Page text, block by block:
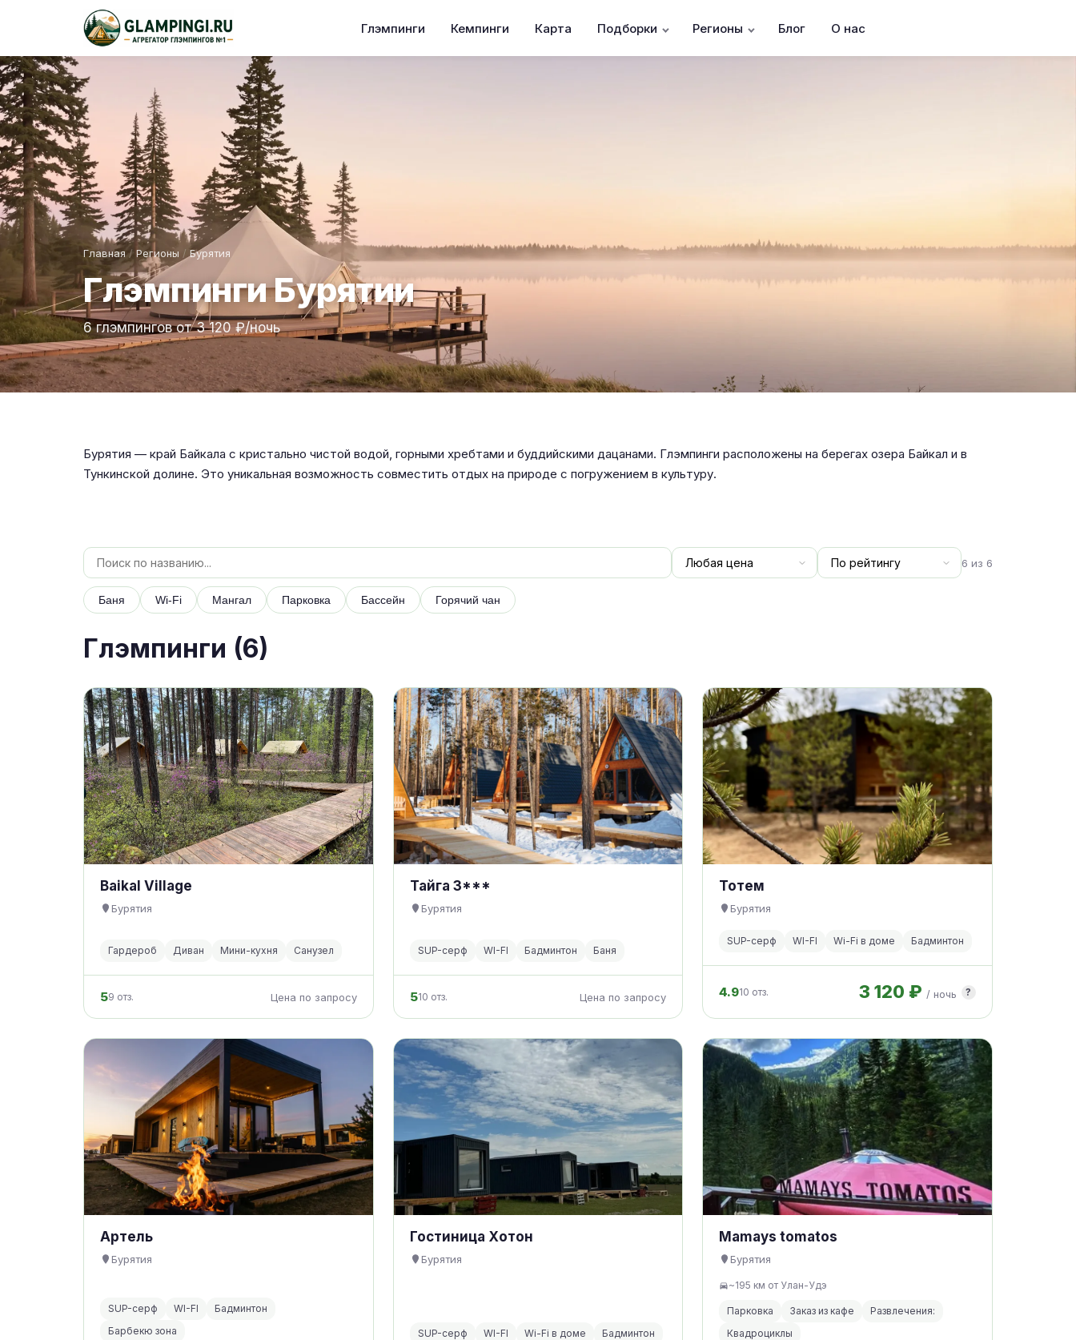
Глэмпинги Кемпинги Карта Подборки Регионы Блог О нас
Главная / Регионы / Бурятия
Глэмпинги Бурятии
6 глэмпингов от 3 120 ₽/ночь
Бурятия — край Байкала с кристально чистой водой, горными хребтами и буддийскими дацанами. Глэмпинги расположены на берегах озера Байкал и в
Тункинской долине. Это уникальная возможность совместить отдых на природе с погружением в культуру.
6 из 6
Баня Wi-Fi Мангал Парковка Бассейн Горячий чан
Глэмпинги (6)
Baikal Village
Бурятия
Гардероб Диван Мини-кухня Санузел
59 отз. Цена по запросу
Тайга 3***
Бурятия
SUP-серф WI-FI Бадминтон Баня
510 отз. Цена по запросу
Тотем
Бурятия
SUP-серф WI-FI Wi-Fi в доме Бадминтон
4.910 отз. 3 120 ₽ / ночь ?
Артель
Бурятия
SUP-серф WI-FI
Бадминтон
Барбекю зона
Гостиница Хотон
Бурятия
SUP-серф WI-FI Wi-Fi в доме Бадминтон
Mamays tomatos
Бурятия
~195 км от Улан-Удэ
Парковка Заказ из кафе
Развлечения:
Квадроциклы